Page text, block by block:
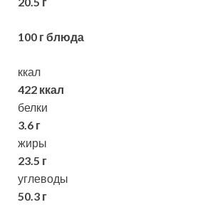
100 г блюда
ккал
422 ккал
белки
3.6 г
жиры
23.5 г
углеводы
50.3 г